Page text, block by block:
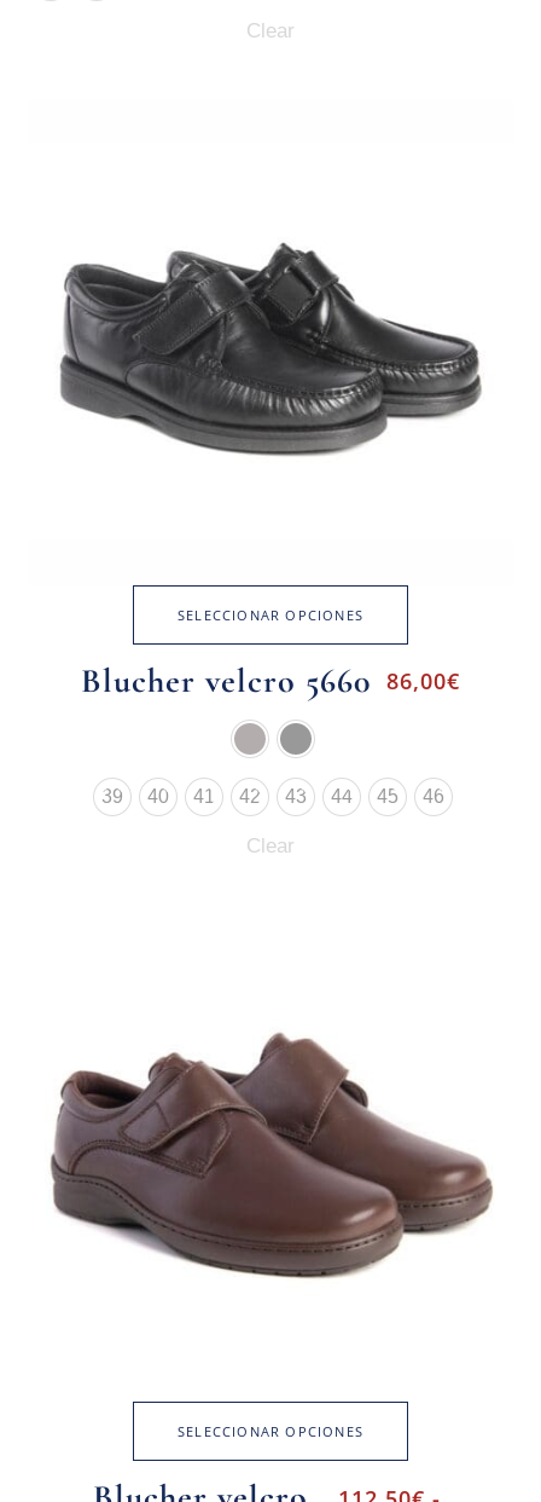
Clear
SELECCIONAR OPCIONES
Blucher velcro 5660 86,00€
39 40 41 42 43 44 45 46
Clear
SELECCIONAR OPCIONES